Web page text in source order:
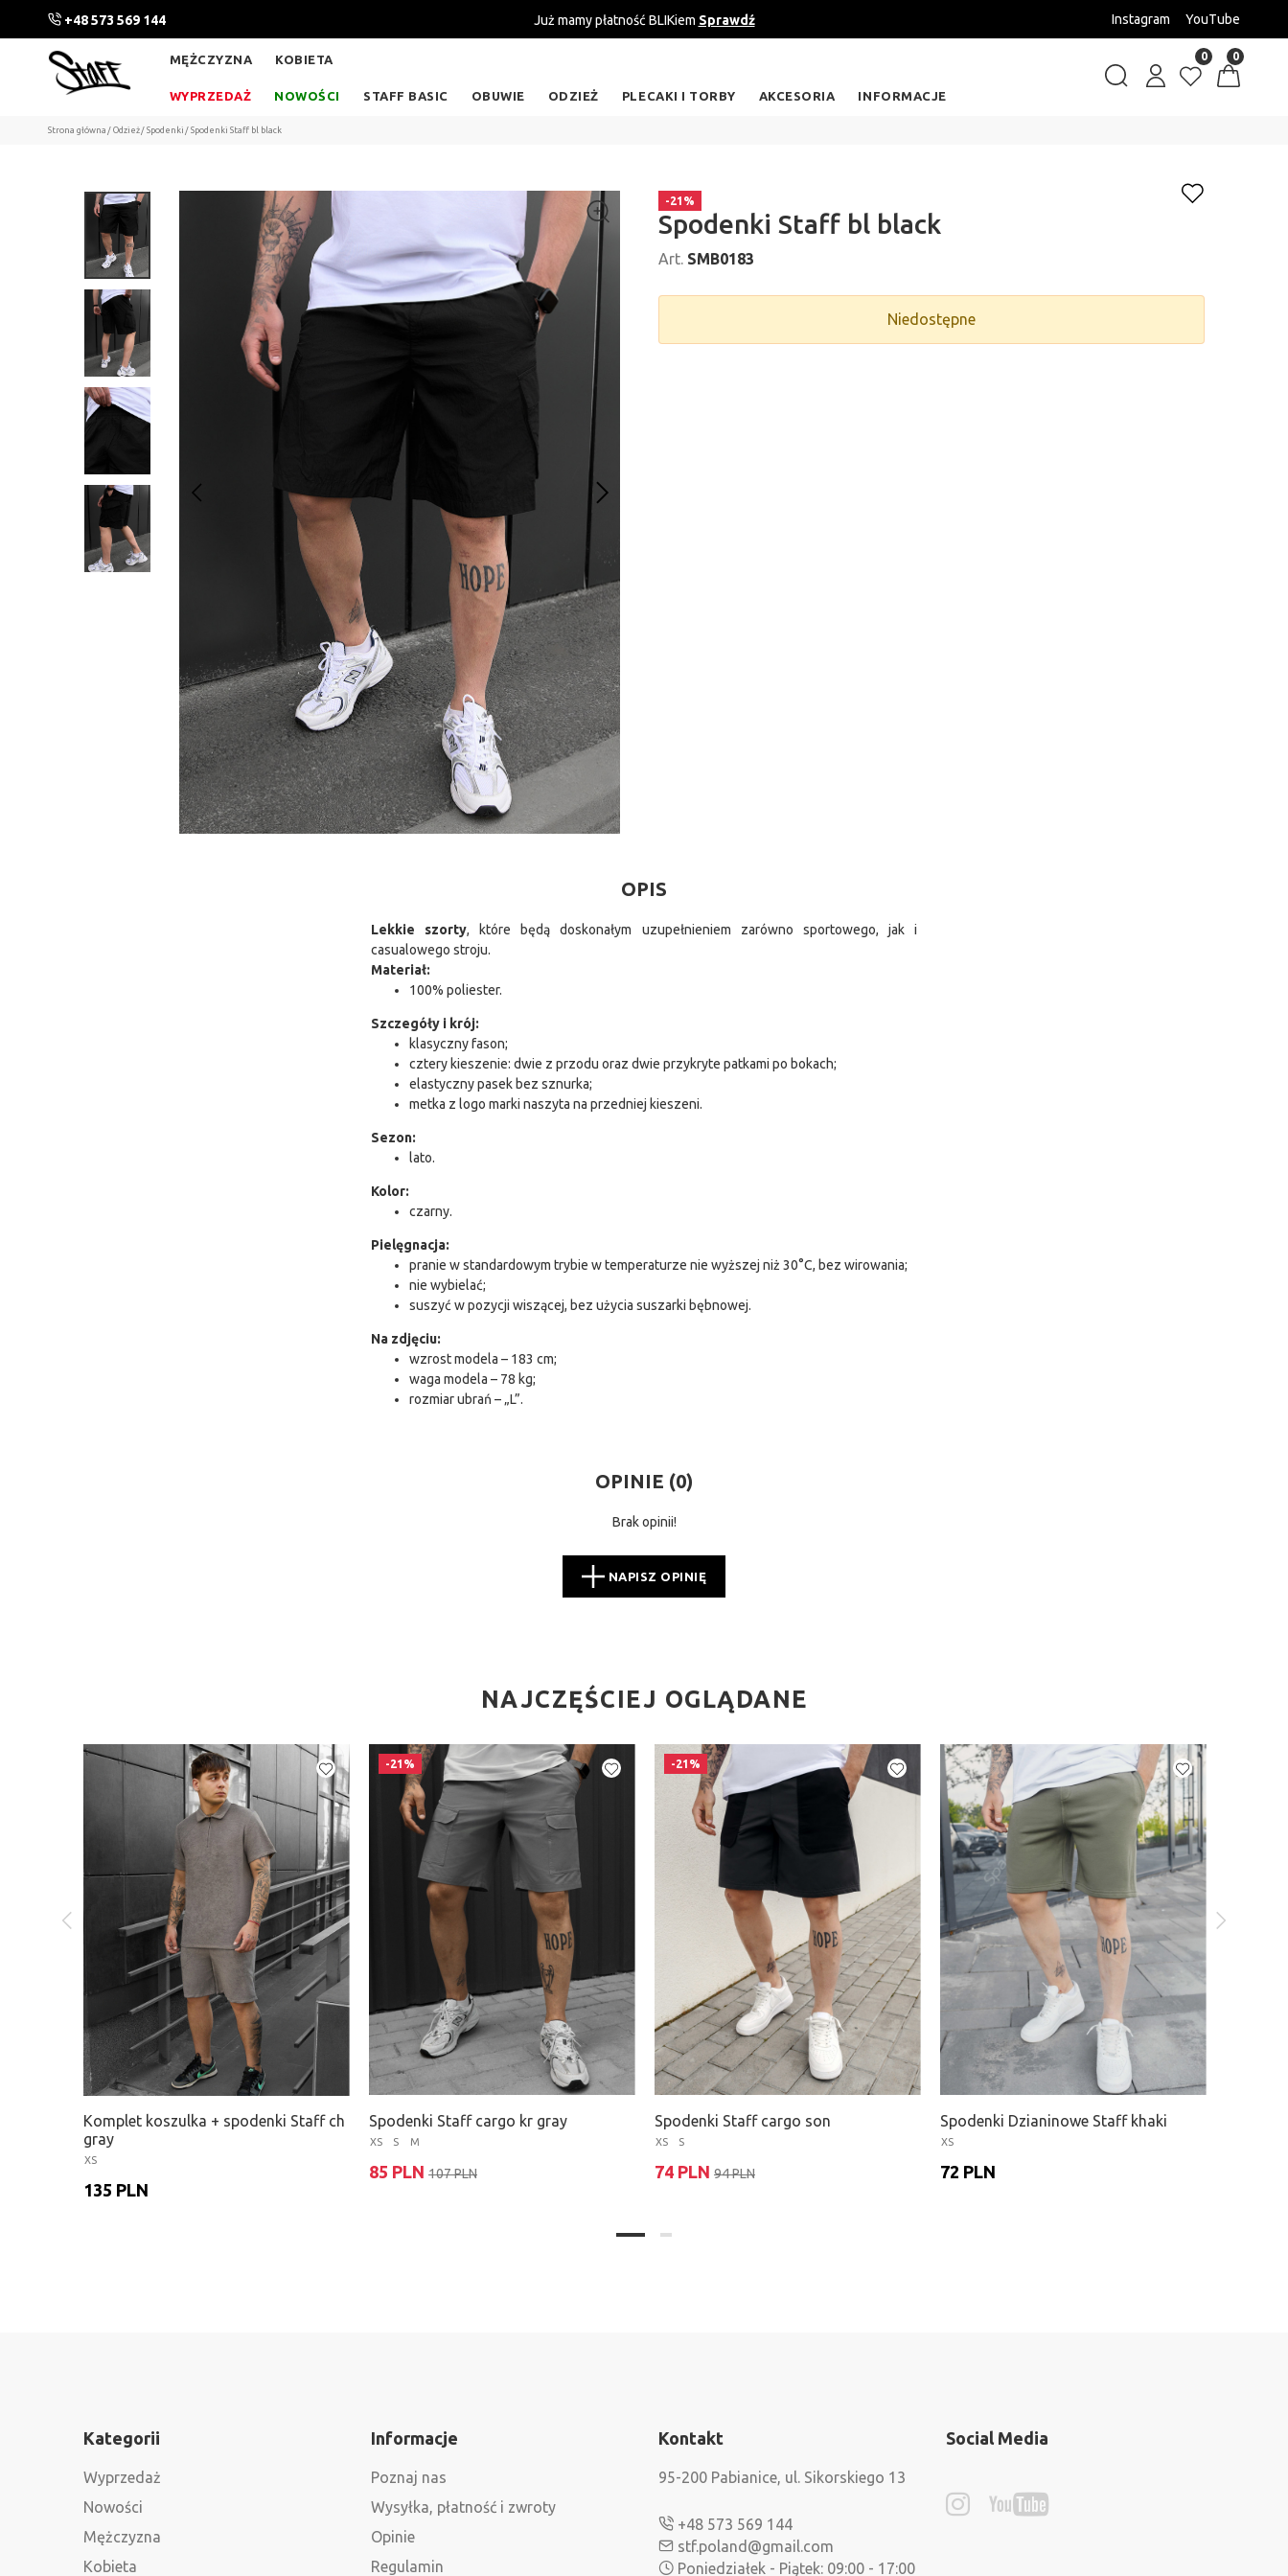
+48 573 569 144
zdąż kupićSprawdź Już mamy płatność BLIKiem Sprawdź Kolekcja Zima 2025 rabaty -
Instagram YouTube
MĘŻCZYZNA KOBIETA
WYPRZEDAŻ NOWOŚCI STAFF BASIC OBUWIE ODZIEŻ PLECAKI I TORBY AKCESORIA INFORMACJE
0 0
Strona główna Odzież Spodenki Spodenki Staff bl black
-21%
Spodenki Staff bl black
Art. SMB0183
Niedostępne
OPIS
Lekkie szorty, które będą doskonałym uzupełnieniem zarówno sportowego, jak i
casualowego stroju.
Materiał:
100% poliester.
Szczegóły i krój:
klasyczny fason;
cztery kieszenie: dwie z przodu oraz dwie przykryte patkami po bokach;
elastyczny pasek bez sznurka;
metka z logo marki naszyta na przedniej kieszeni.
Sezon:
lato.
Kolor:
czarny.
Pielęgnacja:
pranie w standardowym trybie w temperaturze nie wyższej niż 30°C, bez wirowania;
nie wybielać;
suszyć w pozycji wiszącej, bez użycia suszarki bębnowej.
Na zdjęciu:
wzrost modela – 183 cm;
waga modela – 78 kg;
rozmiar ubrań – „L”.
OPINIE (0)
Brak opinii!
NAPISZ OPINIĘ
NAJCZĘŚCIEJ OGLĄDANE
Komplet koszulka + spodenki Staff ch
gray
XS
135 PLN
-21%
Spodenki Staff cargo kr gray
XS S M
85 PLN 107 PLN
-21%
Spodenki Staff cargo son
XS S
74 PLN 94 PLN
Spodenki Dzianinowe Staff khaki
XS
72 PLN
Kategorii
Wyprzedaż
Nowości
Mężczyzna
Kobieta
Informacje
Poznaj nas
Wysyłka, płatność i zwroty
Opinie
Regulamin
Kontakt
95-200 Pabianice, ul. Sikorskiego 13
+48 573 569 144
stf.poland@gmail.com
Poniedziałek - Piątek: 09:00 - 17:00
Social Media